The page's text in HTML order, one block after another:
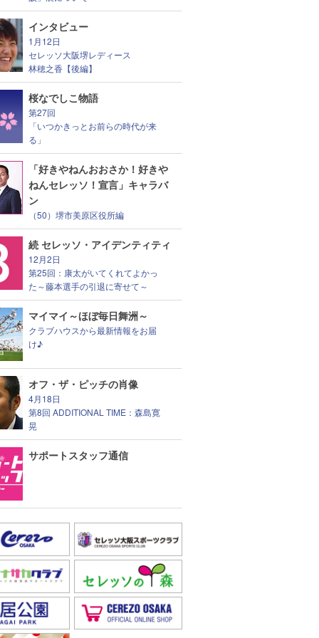
インタビュー
1月12日
セレッソ大阪堺レディース
林穂之香【後編】
桜なでしこ物語
第27回
「いつかきっとお前らの時代が来
る」
「好きやねんおおさか！好きや
ねんセレッソ！宣言」キャラバ
ン
（50）堺市美原区役所編
続 セレッソ・アイデンティティ
12月2日
第25回：康太がいてくれてよかっ
た～藤本選手の引退に寄せて～
マイマイ～ほぼ毎日舞洲～
クラブハウスから最新情報をお届
け♪
オフ・ザ・ピッチの肖像
4月18日
第8回 ADDITIONAL TIME：森島寛
晃
サポートスタッフ通信